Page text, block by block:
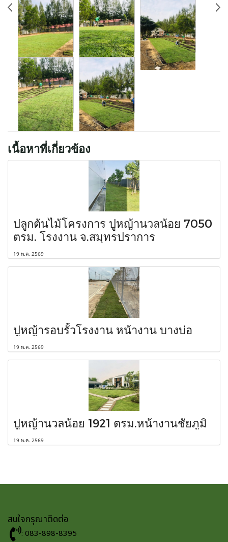
เนื้อหาที่เกี่ยวข้อง
ปลูกต้นไม้โครงการ ปูหญ้านวลน้อย 7050
ตรม. โรงงาน จ.สมุทรปราการ
19 พ.ค. 2569
ปูหญ้ารอบรั้วโรงงาน หน้างาน บางบ่อ
19 พ.ค. 2569
ปูหญ้านวลน้อย 1921 ตรม.หน้างานชัยภูมิ
19 พ.ค. 2569
สนใจกรุณาติดต่อ
: 083-898-8395